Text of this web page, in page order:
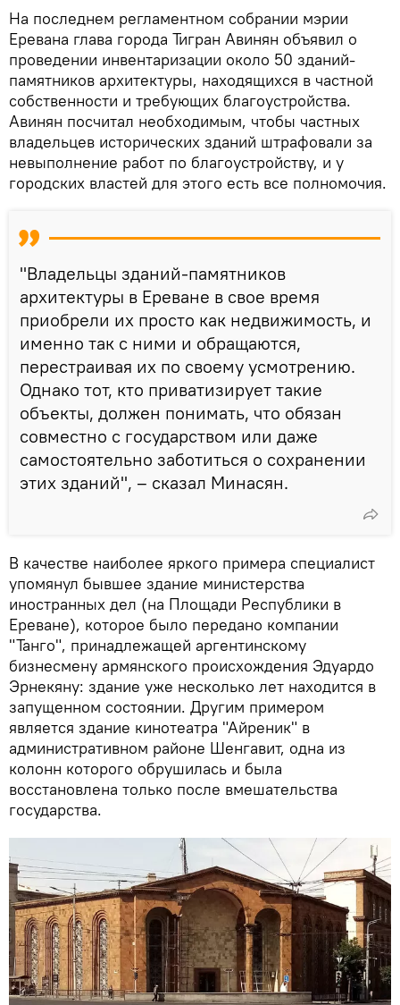
На последнем регламентном собрании мэрии
Еревана глава города Тигран Авинян объявил о
проведении инвентаризации около 50 зданий-
памятников архитектуры, находящихся в частной
собственности и требующих благоустройства.
Авинян посчитал необходимым, чтобы частных
владельцев исторических зданий штрафовали за
невыполнение работ по благоустройству, и у
городских властей для этого есть все полномочия.
"Владельцы зданий-памятников
архитектуры в Ереване в свое время
приобрели их просто как недвижимость, и
именно так с ними и обращаются,
перестраивая их по своему усмотрению.
Однако тот, кто приватизирует такие
объекты, должен понимать, что обязан
совместно с государством или даже
самостоятельно заботиться о сохранении
этих зданий", – сказал Минасян.
В качестве наиболее яркого примера специалист
упомянул бывшее здание министерства
иностранных дел (на Площади Республики в
Ереване), которое было передано компании
"Танго", принадлежащей аргентинскому
бизнесмену армянского происхождения Эдуардо
Эрнекяну: здание уже несколько лет находится в
запущенном состоянии. Другим примером
является здание кинотеатра "Айреник" в
административном районе Шенгавит, одна из
колонн которого обрушилась и была
восстановлена только после вмешательства
государства.